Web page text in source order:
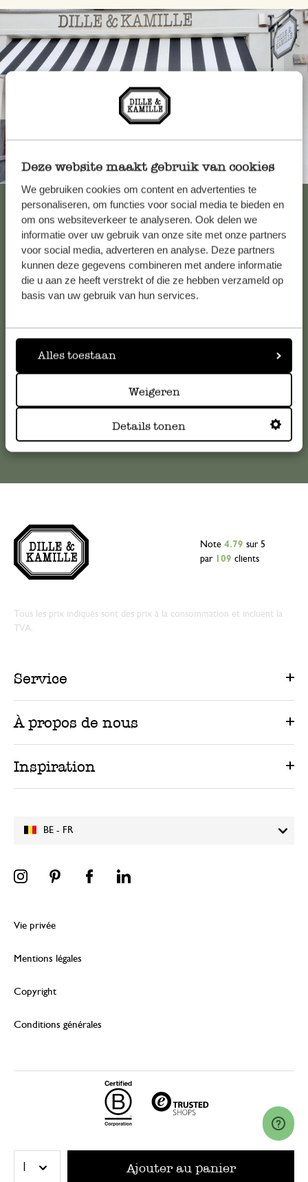
Deze website maakt gebruik van cookies
We gebruiken cookies om content en advertenties te
personaliseren, om functies voor social media te bieden en
om ons websiteverkeer te analyseren. Ook delen we
informatie over uw gebruik van onze site met onze partners
voor social media, adverteren en analyse. Deze partners
kunnen deze gegevens combineren met andere informatie
die u aan ze heeft verstrekt of die ze hebben verzameld op
basis van uw gebruik van hun services.
Alles toestaan
Weigeren
Details tonen
Ajouter au panier
Toujours à proximité
Voir les 62 magasins
Service clientèle
Pour toute question ou demande de conseil ou d’aide,
nos réponses auxquestions les plus fréquemment posées.
Service client en ligne
BE - FR
Note 4.79 sur 5
par
109 clients
Tous les prix indiqués sont des prix à la consommation et incluent la
TVA.
Service
À propos de nous
Inspiration
Vie privée
Mentions légales
Copyright
Conditions générales
© 2026 Dille & Kamille (Nederland) B.V.